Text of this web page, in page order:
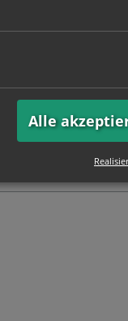
nicht größer als 4
Alle